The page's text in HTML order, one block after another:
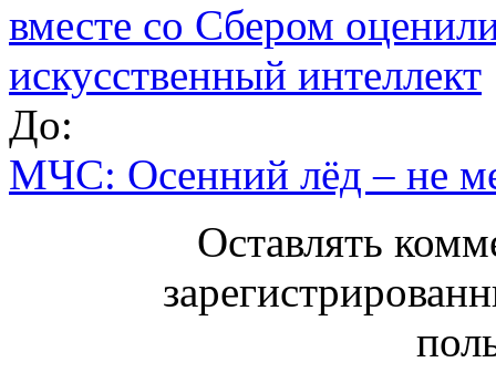
вместе со Сбером
искусственный интеллект
До:
МЧС: Осенний лёд – не
Оставлять